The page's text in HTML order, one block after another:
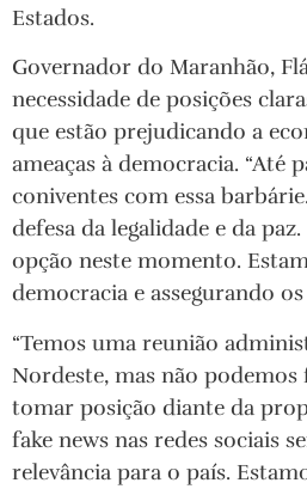
Estados.
Governador do Maranhão,
necessidade de posições
que estão prejudicando a
ameaças à democracia. “Até
coniventes com essa
defesa da legalidade e da
opção neste momento.
democracia e assegurando
“Temos uma reunião
Nordeste, mas não
tomar posição diante da
fake news nas redes sociais
relevância para o país.